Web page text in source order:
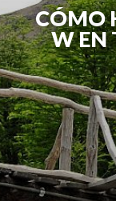
CÓMO
W EN